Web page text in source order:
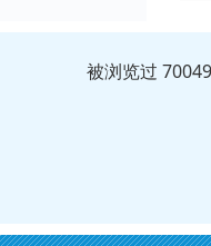
被浏览过